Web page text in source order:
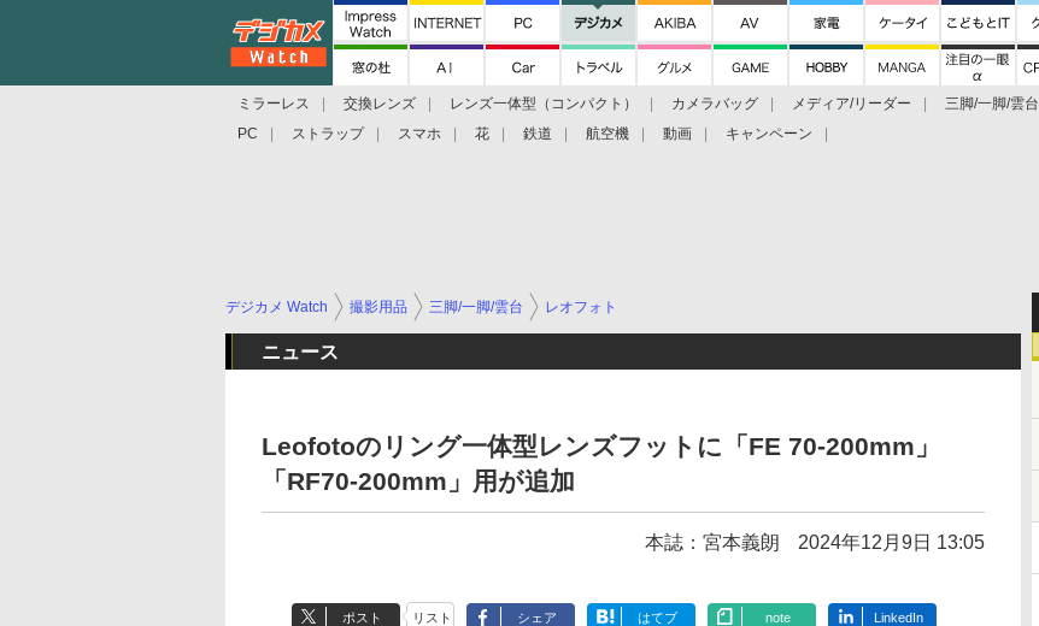
ミラーレス 交換レンズ レンズ一体型（コンパクト） カメラバッグ メディア/リーダー 三脚/一脚/雲台
PC
ストラップ スマホ 花 鉄道 航空機 動画 キャンペーン
デジカメ Watch 撮影用品 三脚/一脚/雲台 レオフォト
ニュース
Leofotoのリング一体型レンズフットに「FE 70-200mm」
「RF70-200mm」用が追加
本誌：宮本義朗 2024年12月9日 13:05
ポスト リスト シェア はてブ note LinkedIn